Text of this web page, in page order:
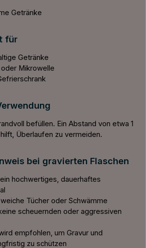
Getränke
für
Getränke
Mikrowelle
befüllen. Ein Abstand von etwa 1
Überlaufen zu vermeiden.
bei gravierten Flaschen
hochwertiges, dauerhaftes
Tücher oder Schwämme
scheuernden oder aggressiven
empfohlen, um Gravur und
zu schützen